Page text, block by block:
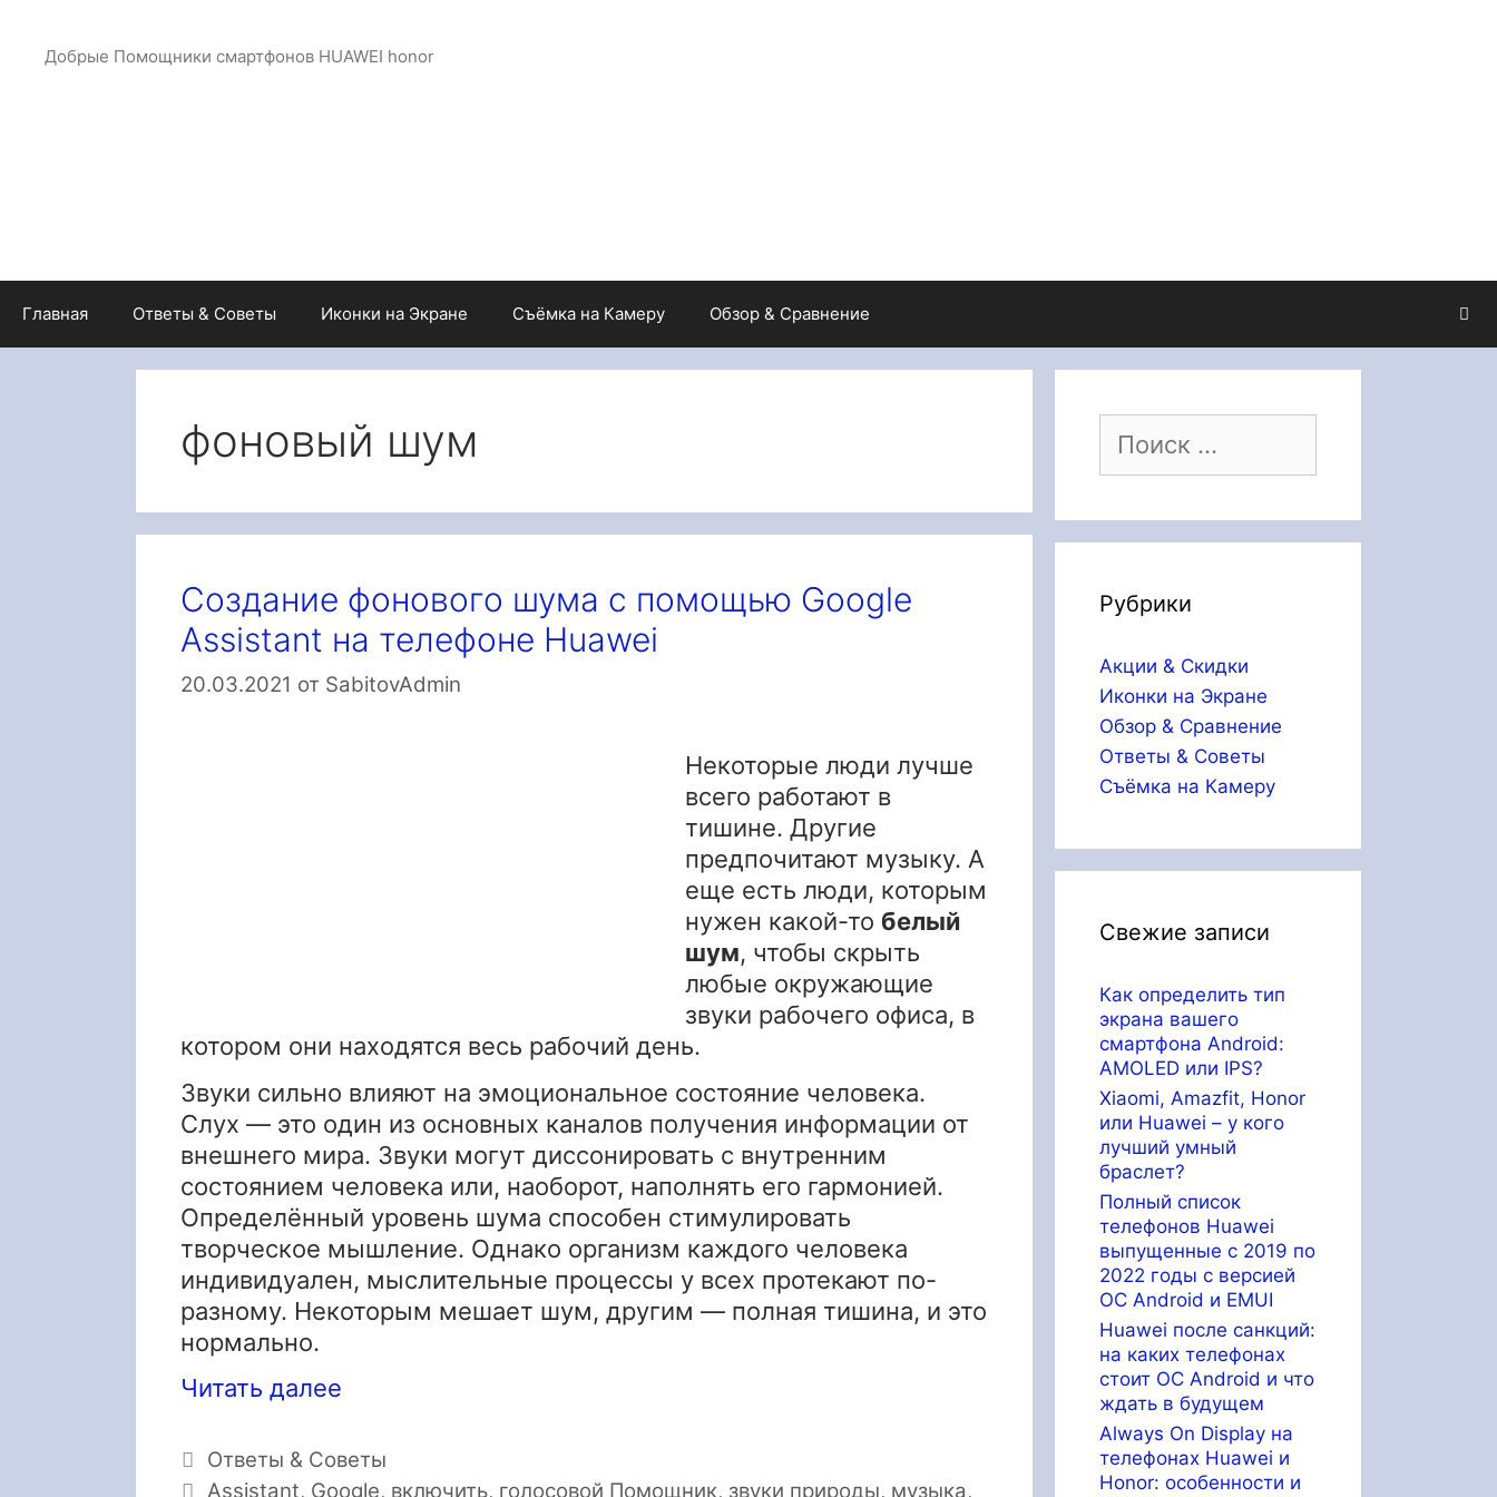
Добрые Помощники смартфонов HUAWEI honor
Главная Ответы & Советы Иконки на Экране Съёмка на Камеру Обзор & Сравнение
фоновый шум
Создание фонового шума с помощью Google
Assistant на телефоне Huawei
20.03.2021 от SabitovAdmin
Некоторые люди лучше
всего работают в
тишине. Другие
предпочитают музыку. А
еще есть люди, которым
нужен какой-то белый
шум, чтобы скрыть
любые окружающие
звуки рабочего офиса, в
котором они находятся весь рабочий день.
Звуки сильно влияют на эмоциональное состояние человека.
Слух — это один из основных каналов получения информации от
внешнего мира. Звуки могут диссонировать с внутренним
состоянием человека или, наоборот, наполнять его гармонией.
Определённый уровень шума способен стимулировать
творческое мышление. Однако организм каждого человека
индивидуален, мыслительные процессы у всех протекают по-
разному. Некоторым мешает шум, другим — полная тишина, и это
нормально.
Читать далее
Рубрики
Ответы & Советы
Метки
Assistant, Google, включить, голосовой Помощник, звуки природы, музыка,
Рубрики
Акции & Скидки
Иконки на Экране
Обзор & Сравнение
Ответы & Советы
Съёмка на Камеру
Свежие записи
Как определить тип
экрана вашего
смартфона Android:
AMOLED или IPS?
Xiaomi, Amazfit, Honor
или Huawei – у кого
лучший умный
браслет?
Полный список
телефонов Huawei
выпущенные с 2019 по
2022 годы с версией
ОС Android и EMUI
Huawei после санкций:
на каких телефонах
стоит ОС Android и что
ждать в будущем
Always On Display на
телефонах Huawei и
Honor: особенности и